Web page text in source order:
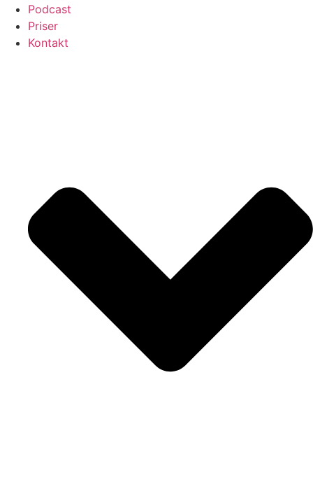
Podcast
Priser
Kontakt